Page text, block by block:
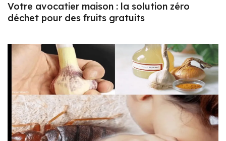
Votre avocatier maison : la solution zéro
déchet pour des fruits gratuits